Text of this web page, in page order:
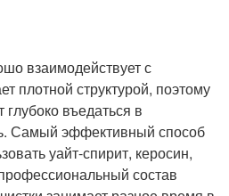
взаимодействует с
плотной структурой, поэтому
въедаться в
Самый эффективный способ
уайт-спирит, керосин,
состав